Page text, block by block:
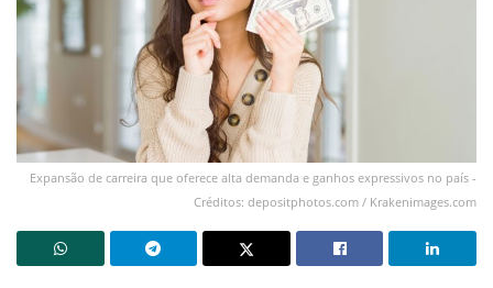
Expansão de carreira que oferece alta demanda e ganhos expressivos no país -
Créditos: depositphotos.com / Krakenimages.com